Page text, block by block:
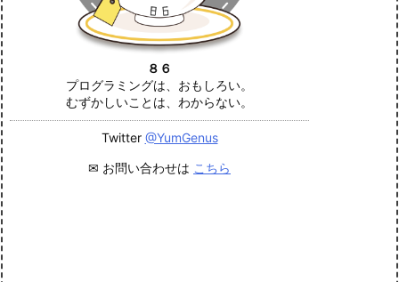
８６
プログラミングは、おもしろい。
むずかしいことは、わからない。
Twitter @YumGenus
✉ お問い合わせは こちら